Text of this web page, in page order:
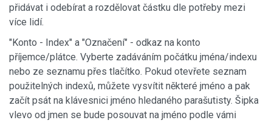
přidávat i odebírat a rozdělovat částku dle potřeby mezi
více lidí.
"Konto - Index" a "Označení" - odkaz na konto
příjemce/plátce. Vyberte zadáváním počátku jména/indexu
nebo ze seznamu přes tlačítko. Pokud otevřete seznam
použitelných indexů, můžete vysvítit některé jméno a pak
začít psát na klávesnici jméno hledaného parašutisty. Šipka
vlevo od jmen se bude posouvat na jméno podle vámi